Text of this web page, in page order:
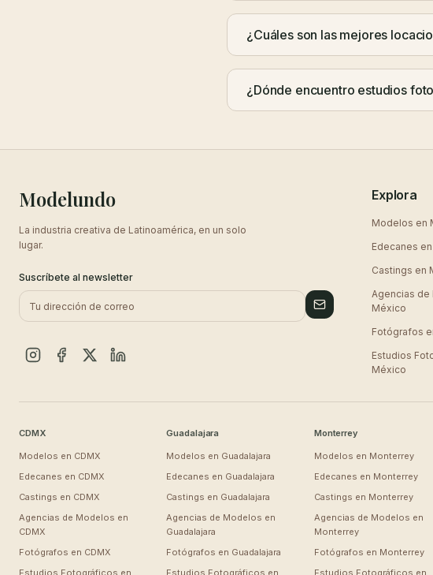
¿Cuáles son las mejores
¿Dónde encuentro estudios
Modelundo
La industria creativa de Latinoamérica, en un solo
lugar.
Suscríbete al newsletter
Explora
Modelos en
Edecanes en
Castings en
Agencias de
México
Fotógrafos
Estudios
México
CDMX
Modelos en CDMX
Edecanes en CDMX
Castings en CDMX
Agencias de Modelos en
CDMX
Fotógrafos en CDMX
Estudios Fotográficos en
Guadalajara
Modelos en Guadalajara
Edecanes en Guadalajara
Castings en Guadalajara
Agencias de Modelos en
Guadalajara
Fotógrafos en Guadalajara
Estudios Fotográficos en
Monterrey
Modelos en Monterrey
Edecanes en Monterrey
Castings en Monterrey
Agencias de Modelos en
Monterrey
Fotógrafos en Monterrey
Estudios Fotográficos en